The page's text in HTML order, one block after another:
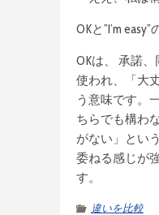
OKと”I’m
OKは、 承諾
使われ、「大
う意味です。
ちらでも構わ
がない」とい
委ねる感じが
す。
違いを比較